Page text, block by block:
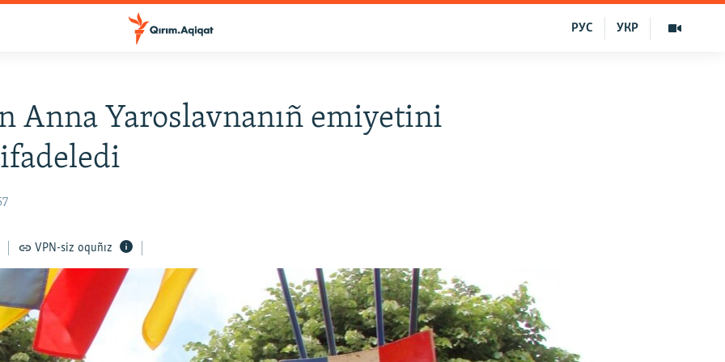
УКР
РУС
Anna Yaroslavnanıñ emiyetini
VPN-siz oquñız